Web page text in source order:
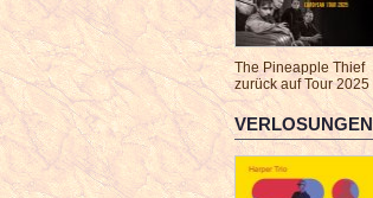
The Pineapple Thief
zurück auf Tour 2025
VERLOSUNGEN